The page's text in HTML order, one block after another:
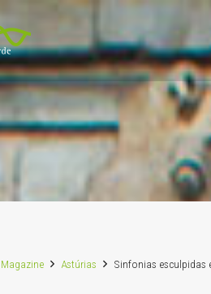
Magazine Astúrias Sinfonias esculpidas